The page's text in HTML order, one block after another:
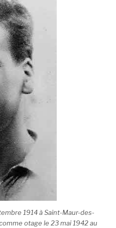
1914 à Saint-Maur-des-
otage le 23 mai 1942 au